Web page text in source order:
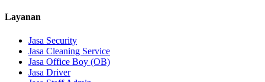
Layanan
Jasa Security
Jasa Cleaning Service
Jasa Office Boy (OB)
Jasa Driver